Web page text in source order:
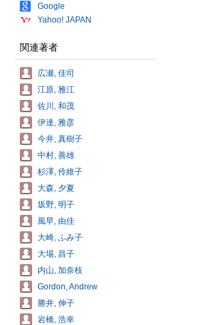
Google
Yahoo! JAPAN
関連著者
広瀬, 佳司
江原, 雅江
佐川, 和茂
伊達, 雅彦
今井, 真樹子
中村, 善雄
杉澤, 伶維子
大森, 夕夏
坂野, 明子
風早, 由佳
大崎, ふみ子
大場, 昌子
内山, 加奈枝
Gordon, Andrew
勝井, 伸子
岩橋, 浩幸